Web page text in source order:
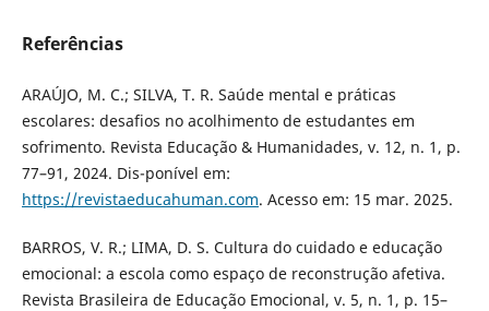
Referências
ARAÚJO, M. C.; SILVA, T. R. Saúde mental e práticas
escolares: desafios no acolhimento de estudantes em
sofrimento. Revista Educação & Humanidades, v. 12, n. 1, p.
77–91, 2024. Dis-ponível em:
https://revistaeducahuman.com. Acesso em: 15 mar. 2025.
BARROS, V. R.; LIMA, D. S. Cultura do cuidado e educação
emocional: a escola como espaço de reconstrução afetiva.
Revista Brasileira de Educação Emocional, v. 5, n. 1, p. 15–